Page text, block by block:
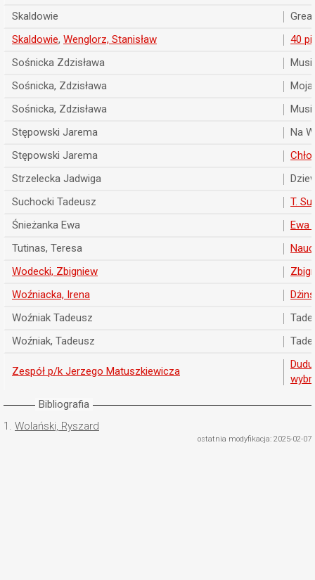
Skaldowie
Skaldowie, Wenglorz, Stanisław
40
Sośnicka Zdzisława
Sośnicka, Zdzisława
Sośnicka, Zdzisława
Stępowski Jarema
Na
Stępowski Jarema
Strzelecka Jadwiga
Suchocki Tadeusz
T.
Śnieżanka Ewa
Ewa
Tutinas, Teresa
Wodecki, Zbigniew
Woźniacka, Irena
Woźniak Tadeusz
Woźniak, Tadeusz
Zespół p/k Jerzego Matuszkiewicza
Bibliografia
1. Wolański, Ryszard
ostatnia modyfikacja: 2025-02-07